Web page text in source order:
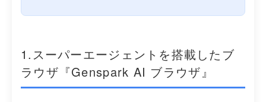
1.スーパーエージェントを搭載したブ
ラウザ『Genspark AI ブラウザ』